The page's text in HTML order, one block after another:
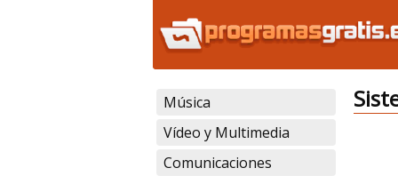
Música
Vídeo y Multimedia
Comunicaciones